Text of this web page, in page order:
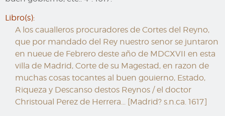
Libro(s):
A los caualleros procuradores de Cortes del Reyno,
que por mandado del Rey nuestro senor se juntaron
en nueue de Febrero deste año de MDCXVII en esta
villa de Madrid, Corte de su Magestad, en razon de
muchas cosas tocantes al buen gouierno, Estado,
Riqueza y Descanso destos Reynos / el doctor
Christoual Perez de Herrera... [Madrid? s.n.ca. 1617]